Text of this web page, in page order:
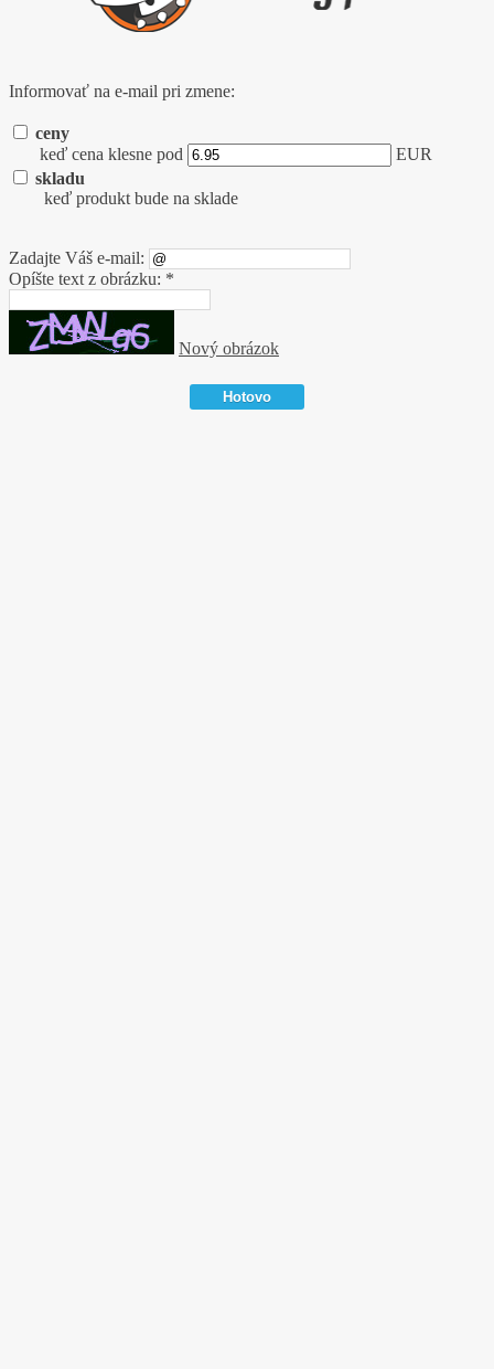
Informovať na e-mail pri zmene:
ceny
keď cena klesne pod
EUR
skladu
keď produkt bude na sklade
Zadajte Váš e-mail:
Opíšte text z obrázku: *
Nový obrázok